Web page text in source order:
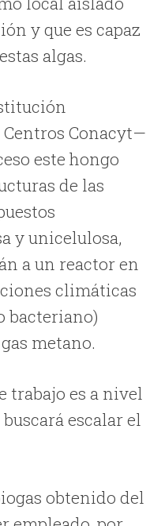
y que es capaz
algas.
Conacyt—
este hongo
de las
y unicelulosa,
a un reactor en
climáticas
bacteriano)
metano.
trabajo es a nivel
escalar el
obtenido del